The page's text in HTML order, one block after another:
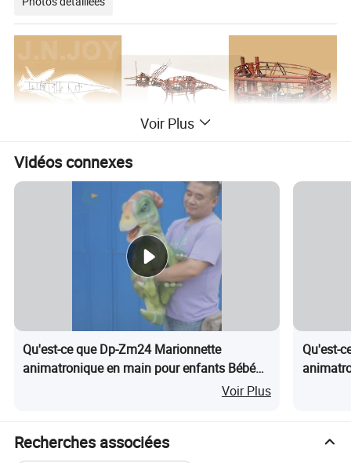
Voir Plus
Vidéos connexes
Qu'est-ce que Dp-Zm24 Marionnette
animatronique en main pour enfants Bébé
Voir Plus
Qu'est-
Recherches associées